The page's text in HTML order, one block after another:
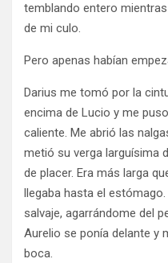
temblando entero
de mi culo.
Pero apenas habían
Darius me tomó por la
encima de Lucio y me
caliente. Me abrió las
metió su verga larguísima
de placer. Era más larga
llegaba hasta el
salvaje, agarrándome del
Aurelio se ponía delante y
boca.